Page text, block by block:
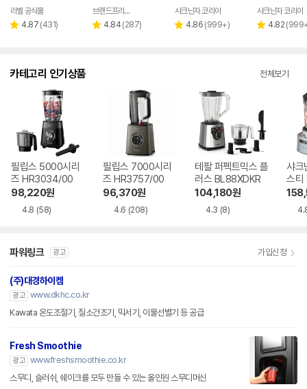
페이
리벨 공식몰
별 4.87 리
(431)
페이
브랜드프리미엄아울렛
별 4.84 리
(287)
샤크닌자 코리아
별 4.86 리
(999+)
샤크닌자 코리아
별 4.82 리
(
카테고리 인기상품 전체보기
필립스 5000시리
즈 HR3034/00
98,220원
4.8 (58)
필립스 7000시리
즈 HR3757/00
96,370원
4.6 (208)
테팔 퍼펙트믹스 플
러스 BL88XDKR
104,180원
4.3 (8)
샤크
스티
블렌
파워링크 광고 가입신청
(주)대경하이켐
광고 www.dkhc.co.kr
Kawata 온도조절기, 질소건조기, 믹서기, 이물선별기 등 공급
Fresh Smoothie
광고 www.freshsmoothie.co.kr
스무디, 슬러쉬, 쉐이크를 모두 만들 수 있는 올인원 스무디머신